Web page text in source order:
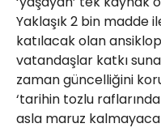
Yaklaşık 2 bin madde
katılacak olan
vatandaşlar katkı
zaman güncelliğini
‘tarihin tozlu
asla maruz